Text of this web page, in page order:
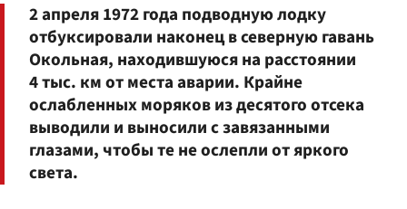
2 апреля 1972 года подводную лодку
отбуксировали наконец в северную гавань
Окольная, находившуюся на расстоянии
4 тыс. км от места аварии. Крайне
ослабленных моряков из десятого отсека
выводили и выносили с завязанными
глазами, чтобы те не ослепли от яркого
света.